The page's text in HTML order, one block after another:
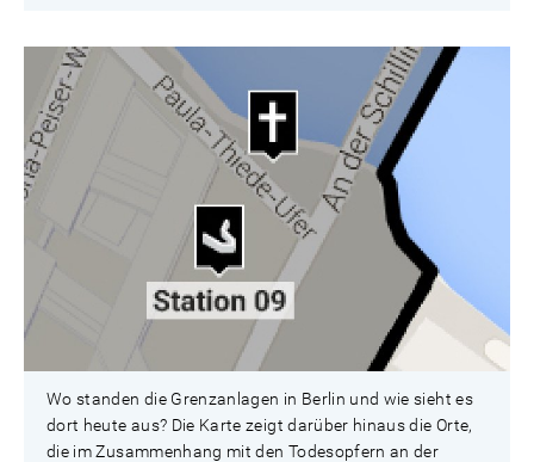
Wo standen die Grenzanlagen in Berlin und wie sieht es
dort heute aus? Die Karte zeigt darüber hinaus die Orte,
die im Zusammenhang mit den Todesopfern an der